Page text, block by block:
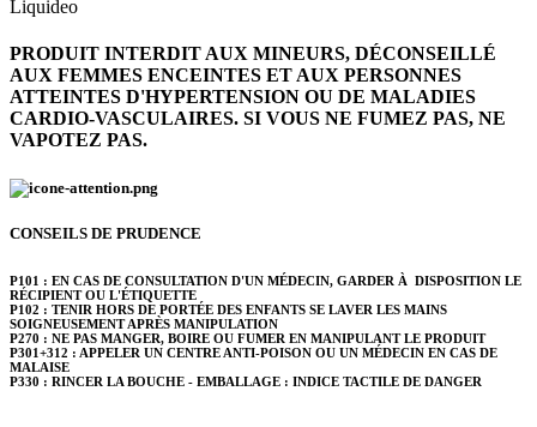
Liquideo
PRODUIT INTERDIT AUX MINEURS, DÉCONSEILLÉ
AUX FEMMES ENCEINTES ET AUX PERSONNES
ATTEINTES D'HYPERTENSION OU DE MALADIES
CARDIO-VASCULAIRES. SI VOUS NE FUMEZ PAS, NE
VAPOTEZ PAS.
CONSEILS DE PRUDENCE
P101 : EN CAS DE CONSULTATION D'UN MÉDECIN, GARDER À DISPOSITION LE
RÉCIPIENT OU L'ÉTIQUETTE
P102 : TENIR HORS DE PORTÉE DES ENFANTS SE LAVER LES MAINS
SOIGNEUSEMENT APRÈS MANIPULATION
P270 : NE PAS MANGER, BOIRE OU FUMER EN MANIPULANT LE PRODUIT
P301+312 : APPELER UN CENTRE ANTI-POISON OU UN MÉDECIN EN CAS DE
MALAISE
P330 : RINCER LA BOUCHE - EMBALLAGE : INDICE TACTILE DE DANGER